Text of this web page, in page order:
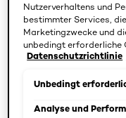
zu einer
erhalten weniger
mehr so effektiv
Bindegewebe. Die
Gleichgewicht und
Durchblutung der
Nutzerverhaltens und
bestimmter Services,
Marketingzwecke und
unbedingt erforderliche
akzeptieren") oder
ebenfalls möglich und
angepasst werden. Für
Datenschutzrichtlinie
Unbedingt
Analyse und